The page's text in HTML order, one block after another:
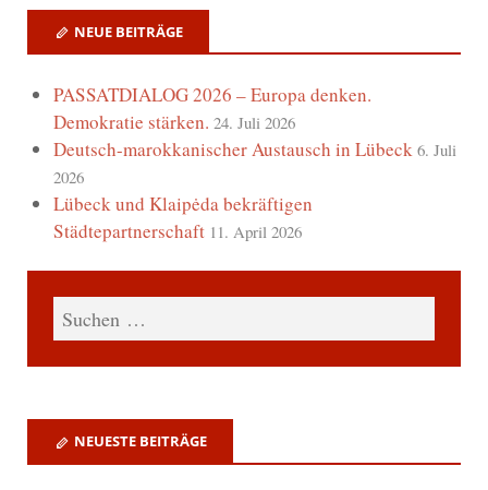
NEUE BEITRÄGE
PASSATDIALOG 2026 – Europa denken.
Demokratie stärken. 24. Juli 2026
Deutsch-marokkanischer Austausch in Lübeck 6. Juli
2026
Lübeck und Klaipėda bekräftigen
Städtepartnerschaft 11. April 2026
NEUESTE BEITRÄGE